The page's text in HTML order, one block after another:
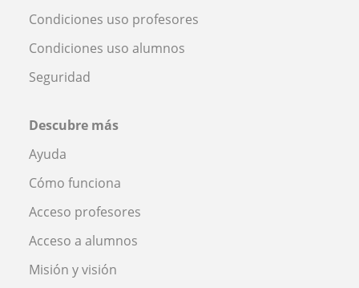
Condiciones uso profesores
Condiciones uso alumnos
Seguridad
Descubre más
Ayuda
Cómo funciona
Acceso profesores
Acceso a alumnos
Misión y visión